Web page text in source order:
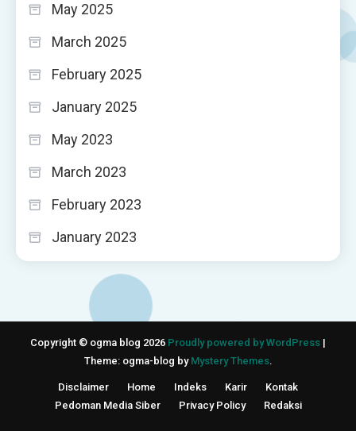
May 2025
March 2025
February 2025
January 2025
May 2023
March 2023
February 2023
January 2023
Copyright © ogma blog 2026 Proudly powered by WordPress |
Theme: ogma-blog by Mystery Themes.
Disclaimer Home Indeks Karir
Kontak
Pedoman Media Siber
Privacy Policy Redaksi